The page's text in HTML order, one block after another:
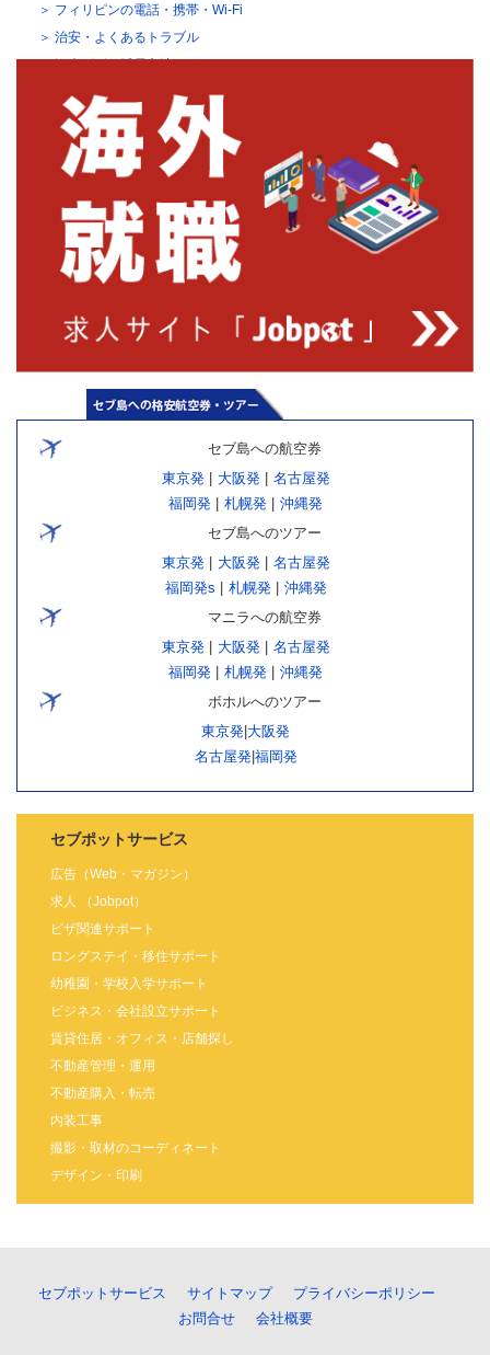
フィリピンの電話・携帯・Wi-Fi
治安・よくあるトラブル
観光ビザの延長方法
セブ島への航空券
東京発| 大阪発| 名古屋発
福岡発 | 札幌発 | 沖縄発
セブ島へのツアー
東京発| 大阪発| 名古屋発
福岡発s | 札幌発| 沖縄発
マニラへの航空券
東京発| 大阪発| 名古屋発
福岡発 | 札幌発 | 沖縄発
ボホルへのツアー
東京発|大阪発
名古屋発|福岡発
セブポットサービス
広告（Web・マガジン）
求人 （Jobpot）
ビザ関連サポート
ロングステイ・移住サポート
幼稚園・学校入学サポート
ビジネス・会社設立サポート
賃貸住居・オフィス・店舗探し
不動産管理・運用
不動産購入・転売
内装工事
撮影・取材のコーディネート
デザイン・印刷
セブポットサービス サイトマップ
プライバシーポリシー
お問合せ
会社概要